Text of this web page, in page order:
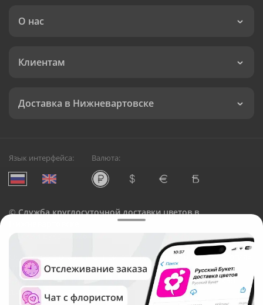
О нас
Клиентам
Доставка в Нижневартовске
Язык интерфейса: Валюта:
©Служба круглосуточной доставки цветов в
Русский Букет, 2026
Общество с ограниченной ответственностью «Технология»
ОГРН: 1195476081745, ИНН: 5410081997
Юридический адрес: г. Новосибирск, ул. Ипподромская,
д.42, оф. 3